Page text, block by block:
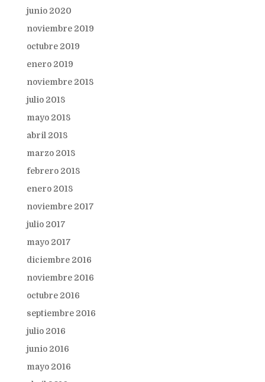
junio 2020
noviembre 2019
octubre 2019
enero 2019
noviembre 2018
julio 2018
mayo 2018
abril 2018
marzo 2018
febrero 2018
enero 2018
noviembre 2017
julio 2017
mayo 2017
diciembre 2016
noviembre 2016
octubre 2016
septiembre 2016
julio 2016
junio 2016
mayo 2016